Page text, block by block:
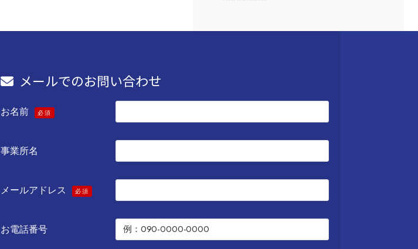
メールでのお問い合わせ
お名前 必須
事業所名
メールアドレス 必須
お電話番号